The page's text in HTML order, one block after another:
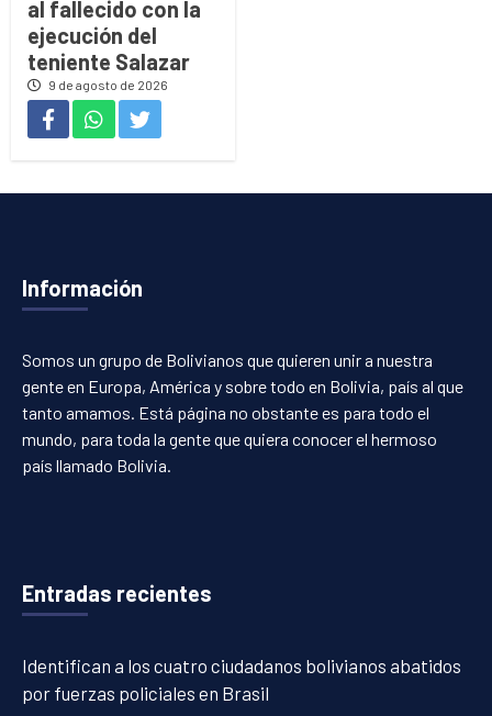
al fallecido con la
ejecución del
teniente Salazar
9 de agosto de 2026
Información
Somos un grupo de Bolivianos que quieren unir a nuestra
gente en Europa, América y sobre todo en Bolivia, país al que
tanto amamos. Está página no obstante es para todo el
mundo, para toda la gente que quiera conocer el hermoso
país llamado Bolivia.
Entradas recientes
Identifican a los cuatro ciudadanos bolivianos abatidos
por fuerzas policiales en Brasil